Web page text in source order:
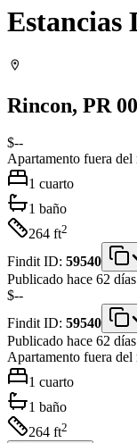
Estancias
Rincon, PR
$--
Apartamento fuera del
1 cuarto
1 baño
264 ft2
Findit ID: 59540
Publicado hace 62 días
$--
Findit ID: 59540
Publicado hace 62 días
Apartamento fuera del
1 cuarto
1 baño
264 ft2